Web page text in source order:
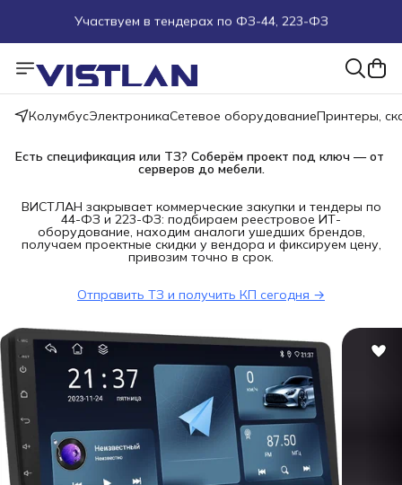
Пуско-наладочные работы
Пришлите запрос на e-mail или в чат
Более 100 000 позиций в наличии и под заказ
КолумбусЭлектроникаСетевое оборудованиеПринтеры,
Есть спецификация или ТЗ? Соберём проект под ключ — от
серверов до мебели.
ВИСТЛАН закрывает коммерческие закупки и тендеры по
44-ФЗ и 223-ФЗ: подбираем реестровое ИТ-
оборудование, находим аналоги ушедших брендов,
получаем проектные скидки у вендора и фиксируем цену,
привозим точно в срок.
Отправить ТЗ и получить КП сегодня →